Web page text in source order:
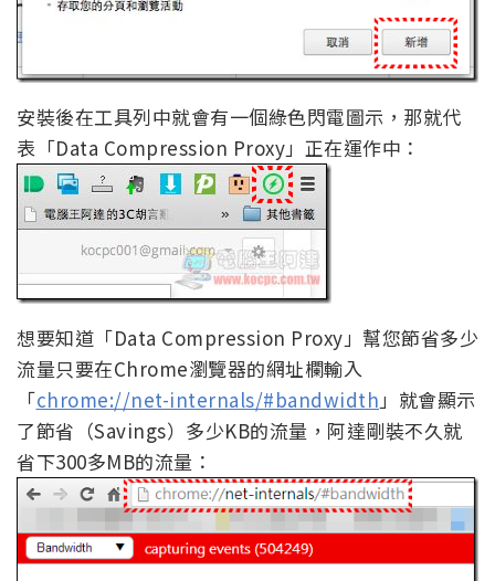
安裝後在工具列中就會有一個綠色閃電圖示，那就代
表「Data Compression Proxy」正在運作中：
想要知道「Data Compression Proxy」幫您節省多少
流量只要在Chrome瀏覽器的網址欄輸入
「chrome://net-internals/#bandwidth 」就會顯示
了節省（Savings）多少KB的流量，阿達剛裝不久就
省下300多MB的流量：